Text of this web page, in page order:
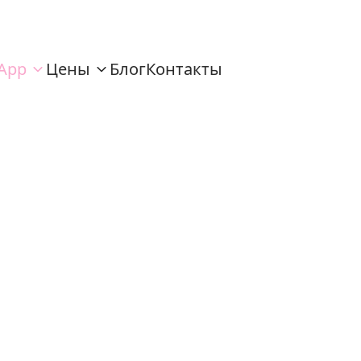
Цены БлогКонтакты